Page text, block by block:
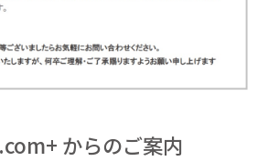
からのご案内